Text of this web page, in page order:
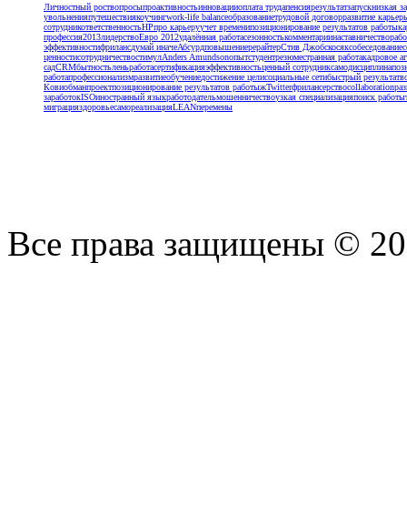
Личностный роствопросыпроактивностьинновацииоплата трудапенсиярезультатзапускнизкая
увольненияпутешествиякоучингwork-life balanceобразованиетрудовой договорразвитие
сотрудникответственностьHPпро карьеруучет временипозиционирование результатов работы
профессия2013лидерствоЕвро 2012удалённая работасезонностькомментариинаставничество
эффективностифрилансдумай иначеАбсурдповышениерерайтерСтив Джобскосяксобеседование
ценностисотрудничествостимулAnders Amundsonопытстудентрезюместранная работакадровое
садCRMбытностьленьработасертификацияэффективностьценный сотрудниксамодисциплина
работапрофессионализмразвитиеобучениедостижение целисоциальные сетибыстрый результат
Ковиобманпроектпозиционирование результатов работыжTwitterфрилансерствоcollaboration
заработокISOиностранный языкработодательмошенничествоузкая специализацияпоиск работы
миграцияздоровьесамореализацияLEANперемены
Все права защищены ©